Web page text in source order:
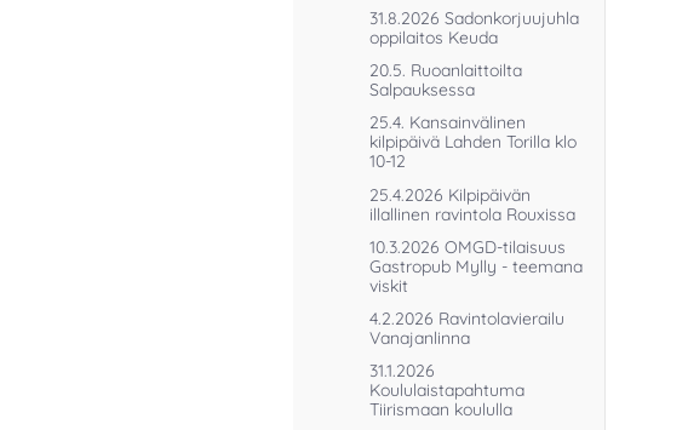
31.8.2026 Sadonkorjuujuhla
oppilaitos Keuda
20.5. Ruoanlaittoilta
Salpauksessa
25.4. Kansainvälinen
kilpipäivä Lahden Torilla klo
10-12
25.4.2026 Kilpipäivän
illallinen ravintola Rouxissa
10.3.2026 OMGD-tilaisuus
Gastropub Mylly - teemana
viskit
4.2.2026 Ravintolavierailu
Vanajanlinna
31.1.2026
Koululaistapahtuma
Tiirismaan koululla